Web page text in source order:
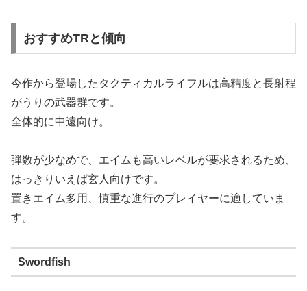
おすすめTRと傾向
今作から登場したタクティカルライフルは高精度と長射程
がうりの武器群です。
全体的に中遠向け。
弾数が少なめで、エイムも高いレベルが要求されるため、
はっきりいえば玄人向けです。
置きエイム多用、慎重な進行のプレイヤーに適していま
す。
Swordfish